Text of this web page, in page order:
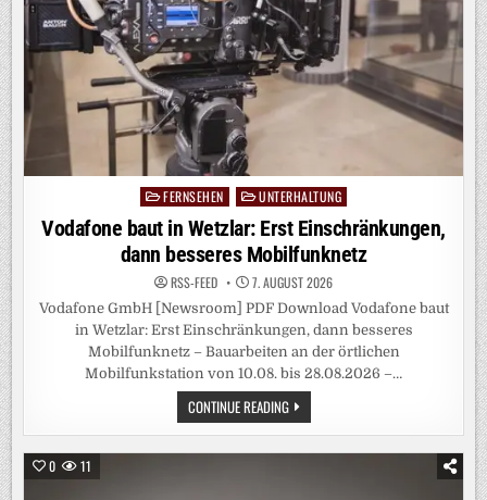
PostedFERNSEHEN UNTERHALTUNG
Vodafone baut in Wetzlar: Erst Einschränkungen,
dann besseres Mobilfunknetz
RSS-FEED 7. AUGUST 2026
Vodafone GmbH [Newsroom] PDF Download Vodafone baut
in Wetzlar: Erst Einschränkungen, dann besseres
Mobilfunknetz – Bauarbeiten an der örtlichen
Mobilfunkstation von 10.08. bis 28.08.2026 –…
CONTINUE READINGVODAFONE
BAUT
IN
WETZLAR:
0 11